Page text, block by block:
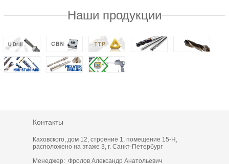
Наши продукции
Контакты
Каховского, дом 12, строение 1, помещение 15-Н,
расположено на этаже 3, г. Санкт-Петербург
Менеджер: Фролов Александр Анатольевич